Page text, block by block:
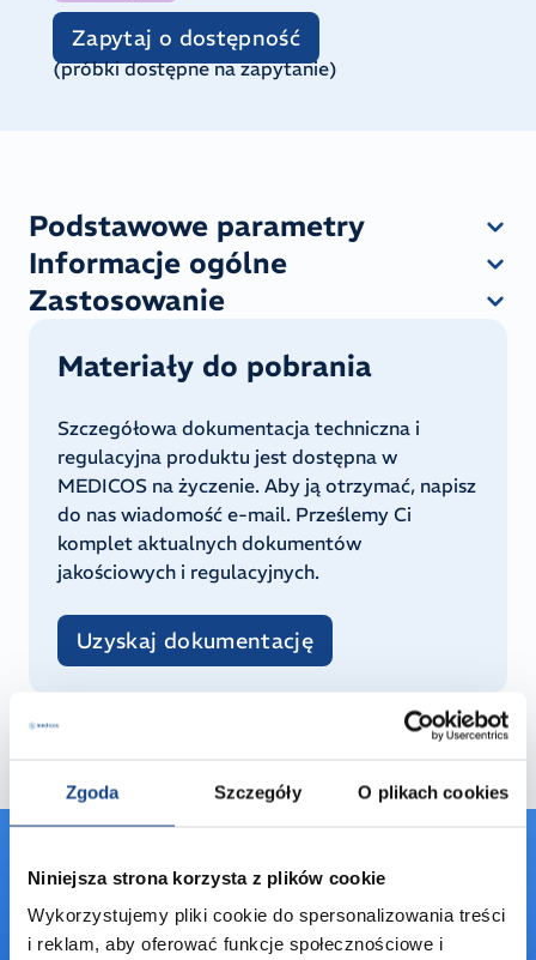
Zgoda Szczegóły O plikach cookies
Niniejsza strona korzysta z plików cookie
Wykorzystujemy pliki cookie do spersonalizowania treści
i reklam, aby oferować funkcje społecznościowe i
Zapytaj o dostępność
(próbki dostępne na zapytanie)
Podstawowe parametry
Informacje ogólne
Zastosowanie
Materiały do pobrania
Szczegółowa dokumentacja techniczna i
regulacyjna produktu jest dostępna w
MEDICOS na życzenie. Aby ją otrzymać, napisz
do nas wiadomość e-mail. Prześlemy Ci
komplet aktualnych dokumentów
jakościowych i regulacyjnych.
Uzyskaj dokumentację
Więcej informacji
Nie znalazłeś surowca,
którego potrzebujesz?